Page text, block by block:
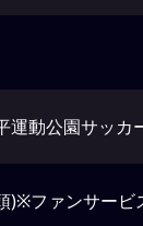
運動公園サッ
)※ファンサービ